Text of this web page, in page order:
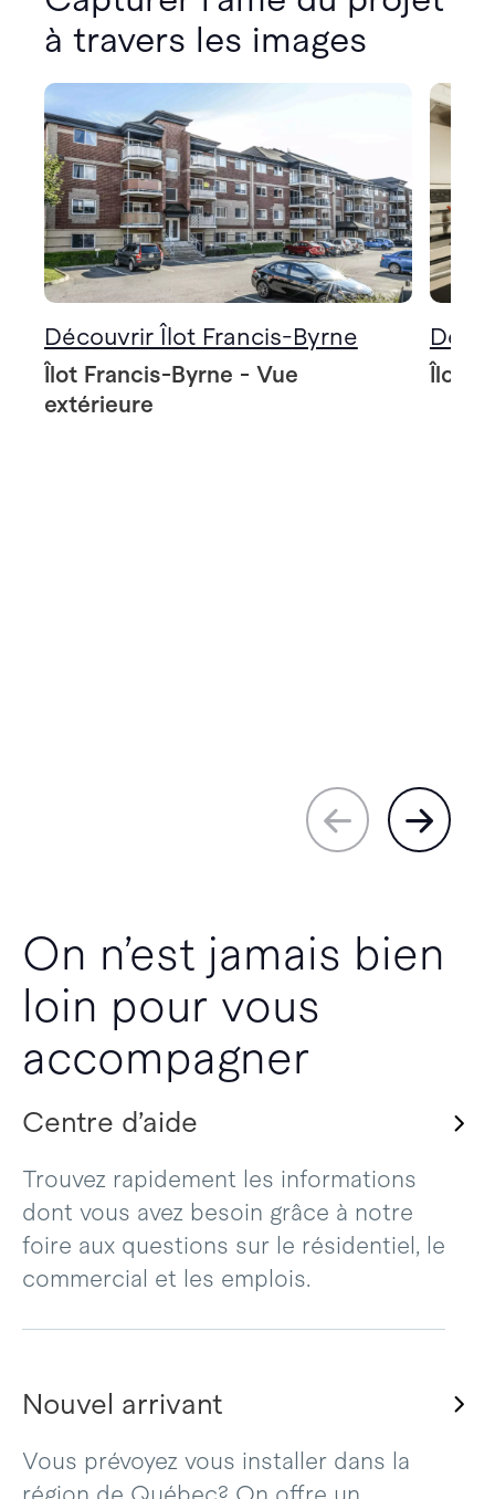
à travers les images
Découvrir Îlot Francis-Byrne
Îlot Francis-Byrne - Vue
extérieure
Îlot
On n’est jamais bien
loin pour vous
accompagner
Centre d’aide
Trouvez rapidement les informations
dont vous avez besoin grâce à notre
foire aux questions sur le résidentiel, le
commercial et les emplois.
Nouvel arrivant
Vous prévoyez vous installer dans la